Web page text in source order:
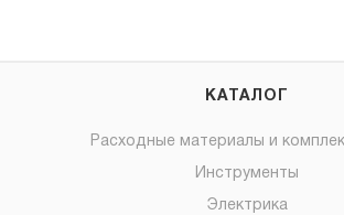
КАТАЛОГ
Расходные материалы и
Инструменты
Электрика